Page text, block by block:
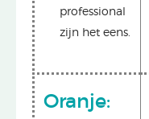
professional
zijn het eens.
Oranje: